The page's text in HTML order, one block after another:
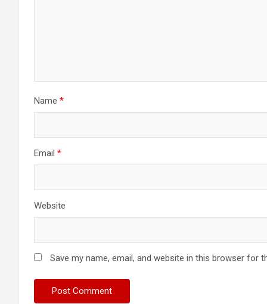
Name *
Email *
Website
Save my name, email, and website in this browser for